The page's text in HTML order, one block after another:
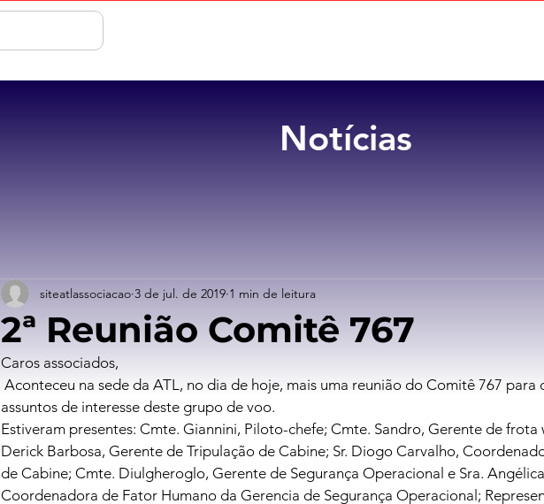
Notícias
2ª Reunião Comitê 767
siteatlassociacao 3 de jul. de 2019 1 min de leitura
Caros associados,
assuntos de interesse deste grupo de voo.
Estiveram presentes: Cmte. Giannini, Piloto-chefe; Cmte. Sandro, Gerente de frota
Derick Barbosa, Gerente de Tripulação de Cabine; Sr. Diogo Carvalho,
de Cabine; Cmte. Diulgheroglo, Gerente de Segurança Operacional e Sra.
Coordenadora de Fator Humano da Gerencia de Segurança Operacional;